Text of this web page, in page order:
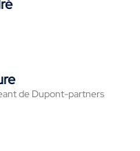
de Dupont-partners